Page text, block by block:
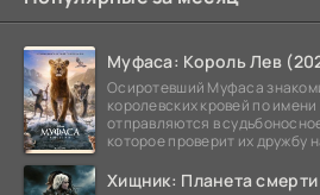
Муфаса: Король Лев
Осиротевший Муфаса
королевских кровей по
отправляются в
которое проверит их дружбу
Хищник: Планета